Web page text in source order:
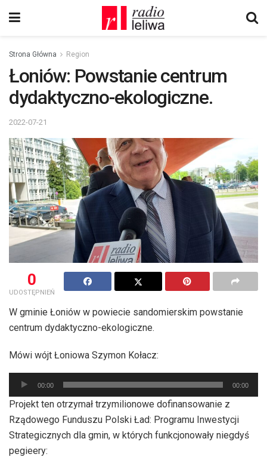
Strona Główna Region
Łoniów: Powstanie centrum
dydaktyczno-ekologiczne.
2022-07-21
0
UDOSTĘPNIEŃ
W gminie Łoniów w powiecie sandomierskim powstanie
centrum dydaktyczno-ekologiczne.
Mówi wójt Łoniowa Szymon Kołacz:
Odtwarzacz
plików
dźwiękowych
00:00 00:00
Projekt ten otrzymał trzymilionowe dofinansowanie z
Rządowego Funduszu Polski Ład: Programu Inwestycji
Strategicznych dla gmin, w których funkcjonowały niegdyś
pegieery: